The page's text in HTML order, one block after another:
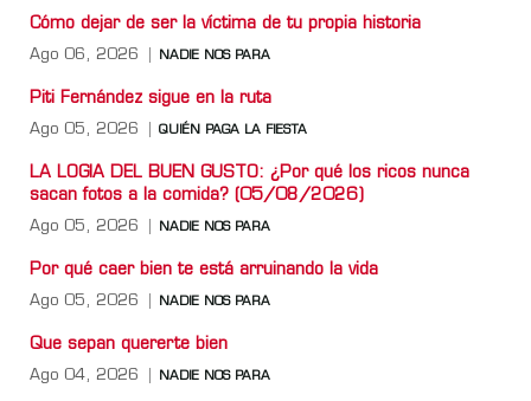
Cómo dejar de ser la víctima de tu propia historia
Ago 06, 2026 NADIE NOS PARA
Piti Fernández sigue en la ruta
Ago 05, 2026 QUIÉN PAGA LA FIESTA
LA LOGIA DEL BUEN GUSTO: ¿Por qué los ricos nunca
sacan fotos a la comida? (05/08/2026)
Ago 05, 2026 NADIE NOS PARA
Por qué caer bien te está arruinando la vida
Ago 05, 2026 NADIE NOS PARA
Que sepan quererte bien
Ago 04, 2026 NADIE NOS PARA